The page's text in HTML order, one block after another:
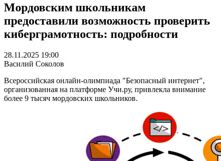
Мордовским школьникам
предоставили возможность проверить
киберграмотность: подробности
28.11.2025 19:00
Василий Соколов
Всероссийская онлайн-олимпиада "Безопасный интернет",
организованная на платформе Учи.ру, привлекла внимание
более 9 тысяч мордовских школьников.